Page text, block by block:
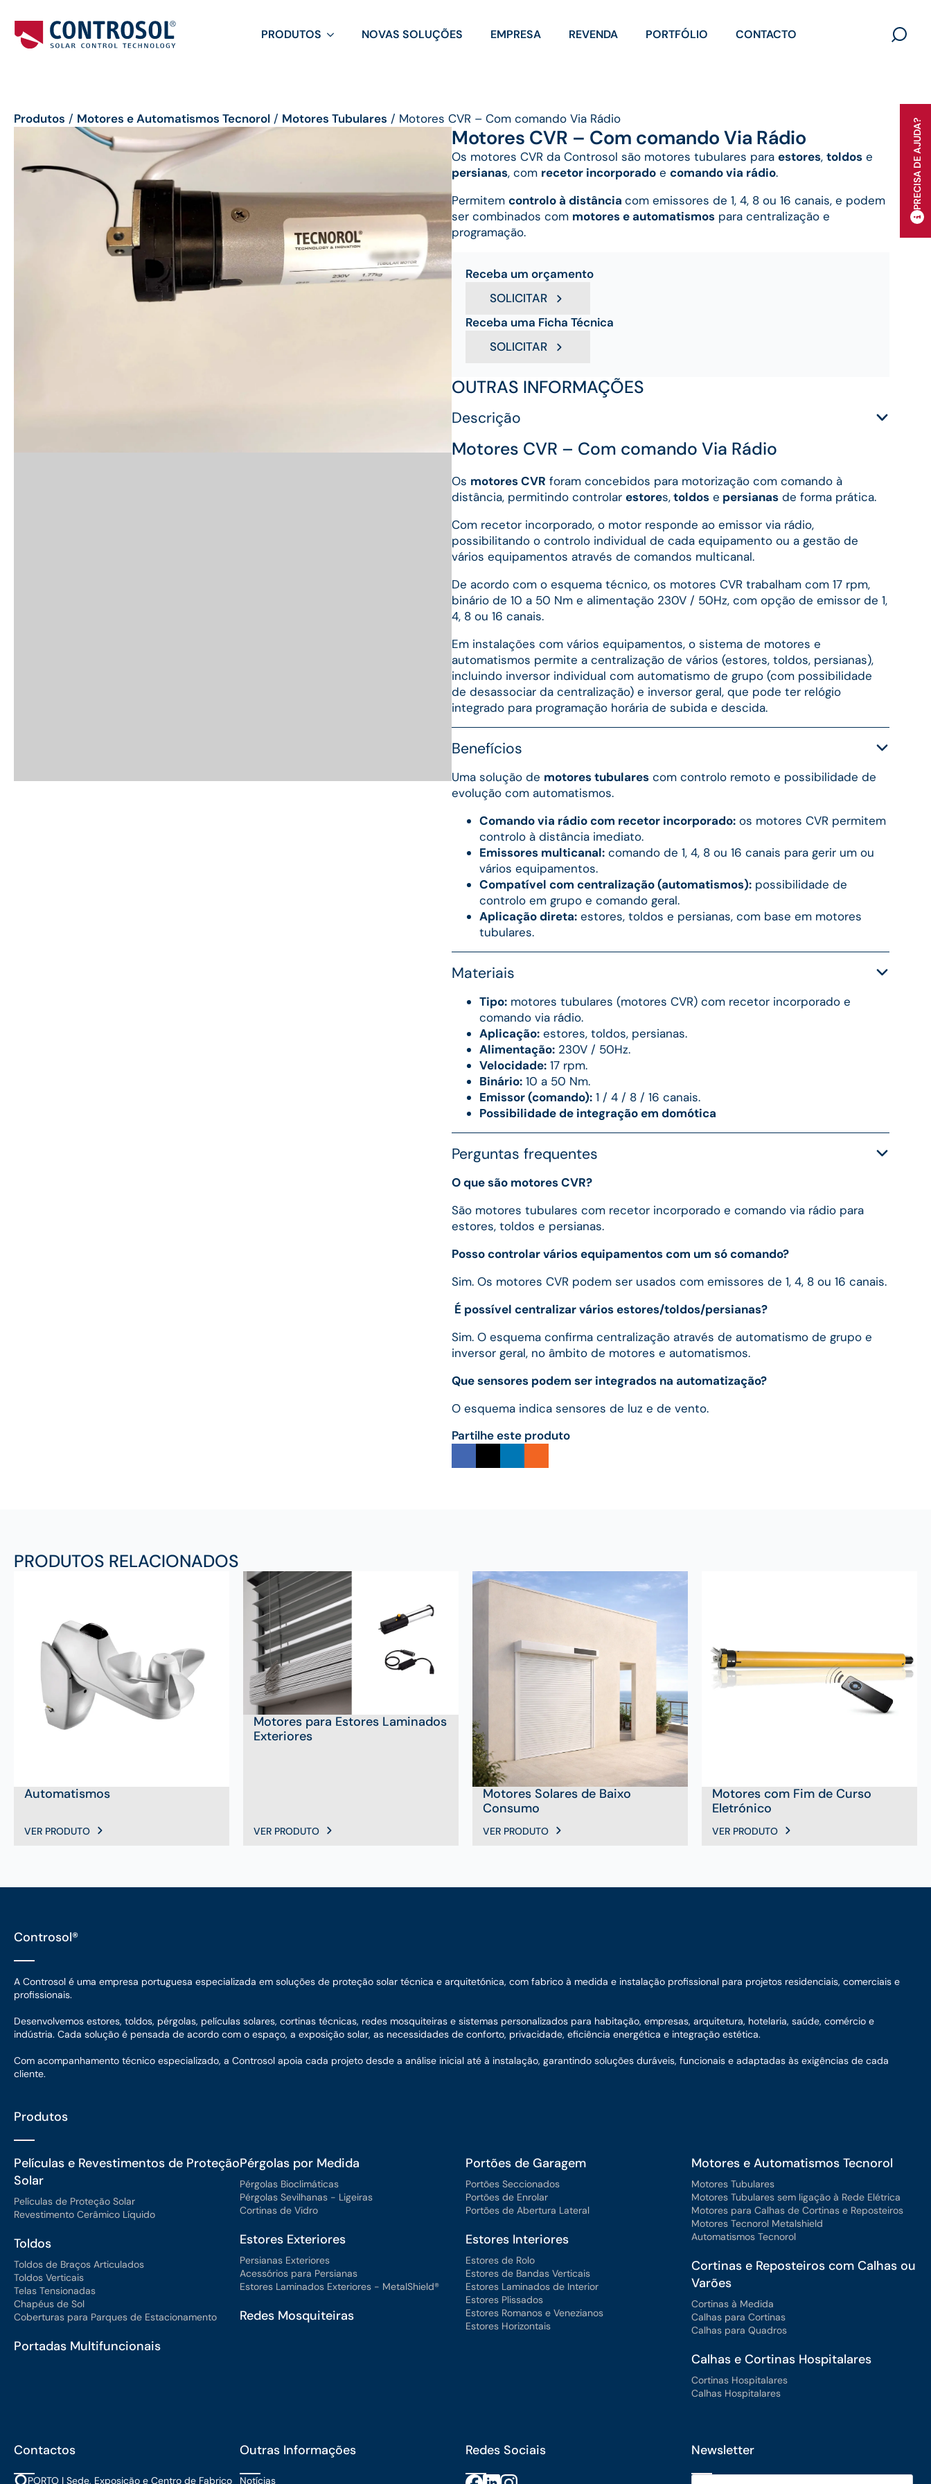
PRODUTOS NOVAS SOLUÇÕES EMPRESA REVENDA PORTFÓLIO CONTACTO
PRECISA DE AJUDA?
Produtos / Motores e Automatismos Tecnorol / Motores Tubulares / Motores CVR – Com comando Via Rádio
Motores CVR – Com comando Via Rádio
Os motores CVR da Controsol são motores tubulares para estores, toldos e
persianas, com recetor incorporado e comando via rádio.
Permitem controlo à distância com emissores de 1, 4, 8 ou 16 canais, e podem
ser combinados com motores e automatismos para centralização e
programação.
Receba um orçamento
SOLICITAR
Receba uma Ficha Técnica
SOLICITAR
OUTRAS INFORMAÇÕES
Descrição
Motores CVR – Com comando Via Rádio
Os motores CVR foram concebidos para motorização com comando à
distância, permitindo controlar estores,toldos e persianas de forma prática.
Com recetor incorporado, o motor responde ao emissor via rádio,
possibilitando o controlo individual de cada equipamento ou a gestão de
vários equipamentos através de comandos multicanal.
De acordo com o esquema técnico, os motores CVR trabalham com 17 rpm,
binário de 10 a 50 Nm e alimentação 230V / 50Hz, com opção de emissor de 1,
4, 8 ou 16 canais.
Em instalações com vários equipamentos, o sistema de motores e
automatismos permite a centralização de vários (estores, toldos, persianas),
incluindo inversor individual com automatismo de grupo (com possibilidade
de desassociar da centralização) e inversor geral, que pode ter relógio
integrado para programação horária de subida e descida.
Benefícios
Uma solução de motores tubulares com controlo remoto e possibilidade de
evolução com automatismos.
Comando via rádio com recetor incorporado: os motores CVR permitem
controlo à distância imediato.
Emissores multicanal: comando de 1, 4, 8 ou 16 canais para gerir um ou
vários equipamentos.
Compatível com centralização (automatismos): possibilidade de
controlo em grupo e comando geral.
Aplicação direta: estores, toldos e persianas, com base em motores
tubulares.
Materiais
Tipo: motores tubulares (motores CVR) com recetor incorporado e
comando via rádio.
Aplicação: estores, toldos, persianas.
Alimentação: 230V / 50Hz.
Velocidade: 17 rpm.
Binário: 10 a 50 Nm.
Emissor (comando): 1 / 4 / 8 / 16 canais.
Possibilidade de integração em domótica
Perguntas frequentes
O que são motores CVR?
São motores tubulares com recetor incorporado e comando via rádio para
estores, toldos e persianas.
Posso controlar vários equipamentos com um só comando?
Sim. Os motores CVR podem ser usados com emissores de 1, 4, 8 ou 16 canais.
É possível centralizar vários estores/toldos/persianas?
Sim. O esquema confirma centralização através de automatismo de grupo e
inversor geral, no âmbito de motores e automatismos.
Que sensores podem ser integrados na automatização?
O esquema indica sensores de luz e de vento.
Partilhe este produto
PRODUTOS RELACIONADOS
Automatismos
VER PRODUTO
Motores para Estores Laminados
Exteriores
VER PRODUTO
Motores Solares de Baixo
Consumo
VER PRODUTO
Motores com Fim de Curso
Eletrónico
VER PRODUTO
Controsol®
A Controsol é uma empresa portuguesa especializada em soluções de proteção solar técnica e arquitetónica, com fabrico à medida e instalação profissional para projetos residenciais, comerciais e
profissionais.
Desenvolvemos estores, toldos, pérgolas, películas solares, cortinas técnicas, redes mosquiteiras e sistemas personalizados para habitação, empresas, arquitetura, hotelaria, saúde, comércio e
indústria. Cada solução é pensada de acordo com o espaço, a exposição solar, as necessidades de conforto, privacidade, eficiência energética e integração estética.
Com acompanhamento técnico especializado, a Controsol apoia cada projeto desde a análise inicial até à instalação, garantindo soluções duráveis, funcionais e adaptadas às exigências de cada
cliente.
Produtos
Películas e Revestimentos de Proteção
Solar
Películas de Proteção Solar
Revestimento Cerâmico Líquido
Toldos
Toldos de Braços Articulados
Toldos Verticais
Telas Tensionadas
Chapéus de Sol
Coberturas para Parques de Estacionamento
Portadas Multifuncionais
Pérgolas por Medida
Pérgolas Bioclimáticas
Pérgolas Sevilhanas - Ligeiras
Cortinas de Vidro
Estores Exteriores
Persianas Exteriores
Acessórios para Persianas
Estores Laminados Exteriores - MetalShield®
Redes Mosquiteiras
Portões de Garagem
Portões Seccionados
Portões de Enrolar
Portões de Abertura Lateral
Estores Interiores
Estores de Rolo
Estores de Bandas Verticais
Estores Laminados de Interior
Estores Plissados
Estores Romanos e Venezianos
Estores Horizontais
Motores e Automatismos Tecnorol
Motores Tubulares
Motores Tubulares sem ligação à Rede Elétrica
Motores para Calhas de Cortinas e Reposteiros
Motores Tecnorol Metalshield
Automatismos Tecnorol
Cortinas e Reposteiros com Calhas ou
Varões
Cortinas à Medida
Calhas para Cortinas
Calhas para Quadros
Calhas e Cortinas Hospitalares
Cortinas Hospitalares
Calhas Hospitalares
Contactos
PORTO | Sede, Exposição e Centro de Fabrico
Outras Informações
Notícias
Redes Sociais Newsletter
Email